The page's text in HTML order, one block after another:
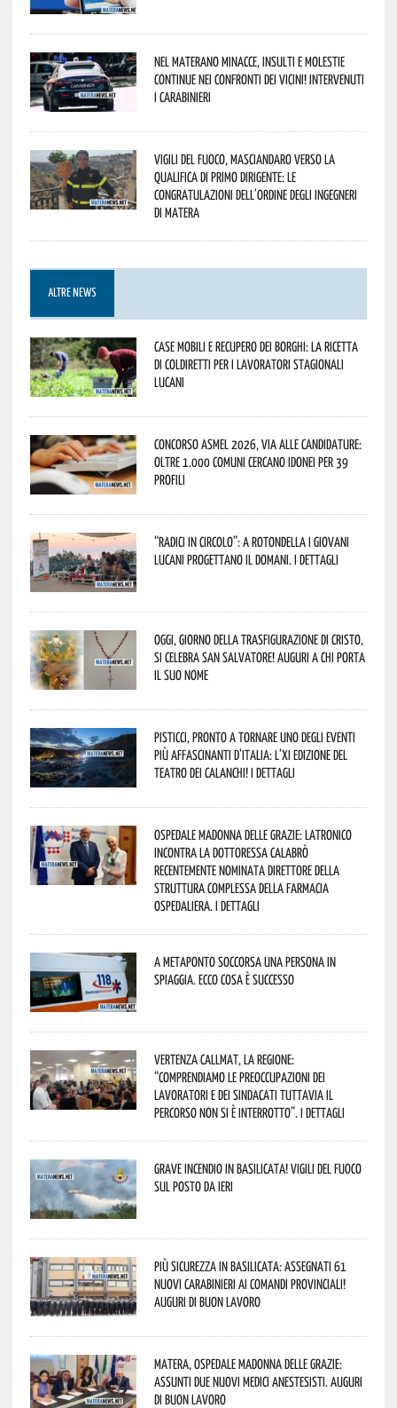
Nel materano minacce, insulti e molestie
continue nei confronti dei vicini! Intervenuti
i Carabinieri
Vigili del Fuoco, Masciandaro verso la
qualifica di Primo Dirigente: le
congratulazioni dell’Ordine degli Ingegneri
di Matera
ALTRE NEWS
Case mobili e recupero dei borghi: la ricetta
di Coldiretti per i lavoratori stagionali
lucani
Concorso Asmel 2026, via alle candidature:
oltre 1.000 Comuni cercano idonei per 39
profili
“Radici in Circolo”: a Rotondella i giovani
lucani progettano il domani. I dettagli
Oggi, giorno della Trasfigurazione di Cristo,
si celebra San Salvatore! Auguri a chi porta
il suo nome
Pisticci, pronto a tornare uno degli eventi
più affascinanti d’Italia: l’XI edizione del
Teatro dei Calanchi! I dettagli
Ospedale Madonna delle Grazie: Latronico
incontra la dottoressa Calabrò
recentemente nominata Direttore della
Struttura Complessa della Farmacia
Ospedaliera. I dettagli
A Metaponto soccorsa una persona in
spiaggia. Ecco cosa è successo
Vertenza CallMat, la Regione:
“comprendiamo le preoccupazioni dei
lavoratori e dei sindacati tuttavia il
percorso non si è interrotto”. I dettagli
Grave incendio in Basilicata! Vigili del fuoco
sul posto da ieri
Più sicurezza in Basilicata: assegnati 61
nuovi Carabinieri ai Comandi provinciali!
Auguri di buon lavoro
Matera, Ospedale Madonna delle Grazie:
assunti due nuovi medici anestesisti. Auguri
di buon lavoro